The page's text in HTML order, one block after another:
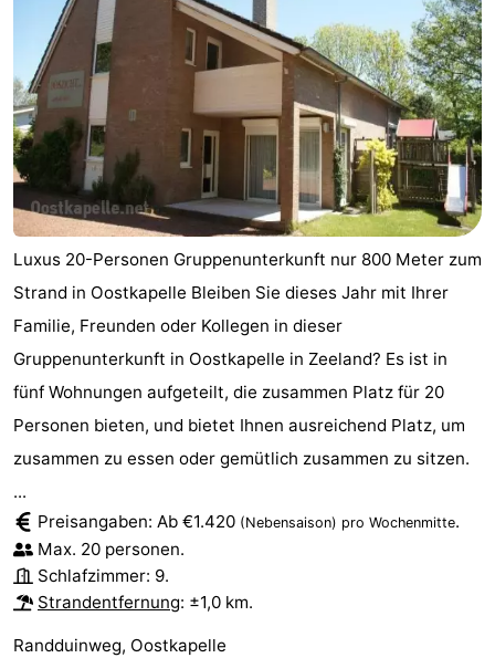
Luxus 20-Personen Gruppenunterkunft nur 800 Meter zum
Strand in Oostkapelle Bleiben Sie dieses Jahr mit Ihrer
Familie, Freunden oder Kollegen in dieser
Gruppenunterkunft in Oostkapelle in Zeeland? Es ist in
fünf Wohnungen aufgeteilt, die zusammen Platz für 20
Personen bieten, und bietet Ihnen ausreichend Platz, um
zusammen zu essen oder gemütlich zusammen zu sitzen.
...
Preisangaben: Ab €1.420 (Nebensaison) pro Wochenmitte.
Max. 20 personen.
Schlafzimmer: 9.
Strandentfernung: ±1,0 km.
Randduinweg, Oostkapelle